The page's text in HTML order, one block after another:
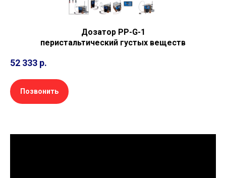
Дозатор PP-G-1
перистальтический густых веществ
52 333 р.
Позвонить